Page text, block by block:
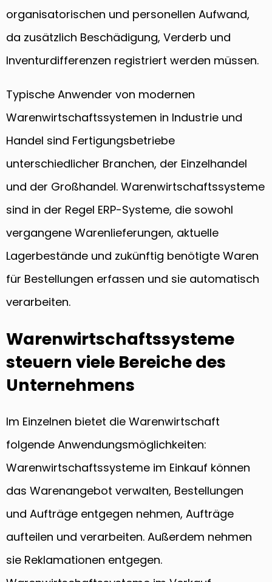
organisatorischen und personellen Aufwand,
da zusätzlich Beschädigung, Verderb und
Inventurdifferenzen registriert werden müssen.
Typische Anwender von modernen
Warenwirtschaftssystemen in Industrie und
Handel sind Fertigungsbetriebe
unterschiedlicher Branchen, der Einzelhandel
und der Großhandel. Warenwirtschaftssysteme
sind in der Regel ERP-Systeme, die sowohl
vergangene Warenlieferungen, aktuelle
Lagerbestände und zukünftig benötigte Waren
für Bestellungen erfassen und sie automatisch
verarbeiten.
Warenwirtschaftssysteme
steuern viele Bereiche des
Unternehmens
Im Einzelnen bietet die Warenwirtschaft
folgende Anwendungsmöglichkeiten:
Warenwirtschaftssysteme im Einkauf können
das Warenangebot verwalten, Bestellungen
und Aufträge entgegen nehmen, Aufträge
aufteilen und verarbeiten. Außerdem nehmen
sie Reklamationen entgegen.